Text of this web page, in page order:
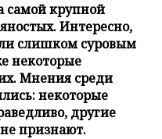
самой крупной
Интересно,
слишком суровым
некоторые
Мнения среди
некоторые
другие
признают.